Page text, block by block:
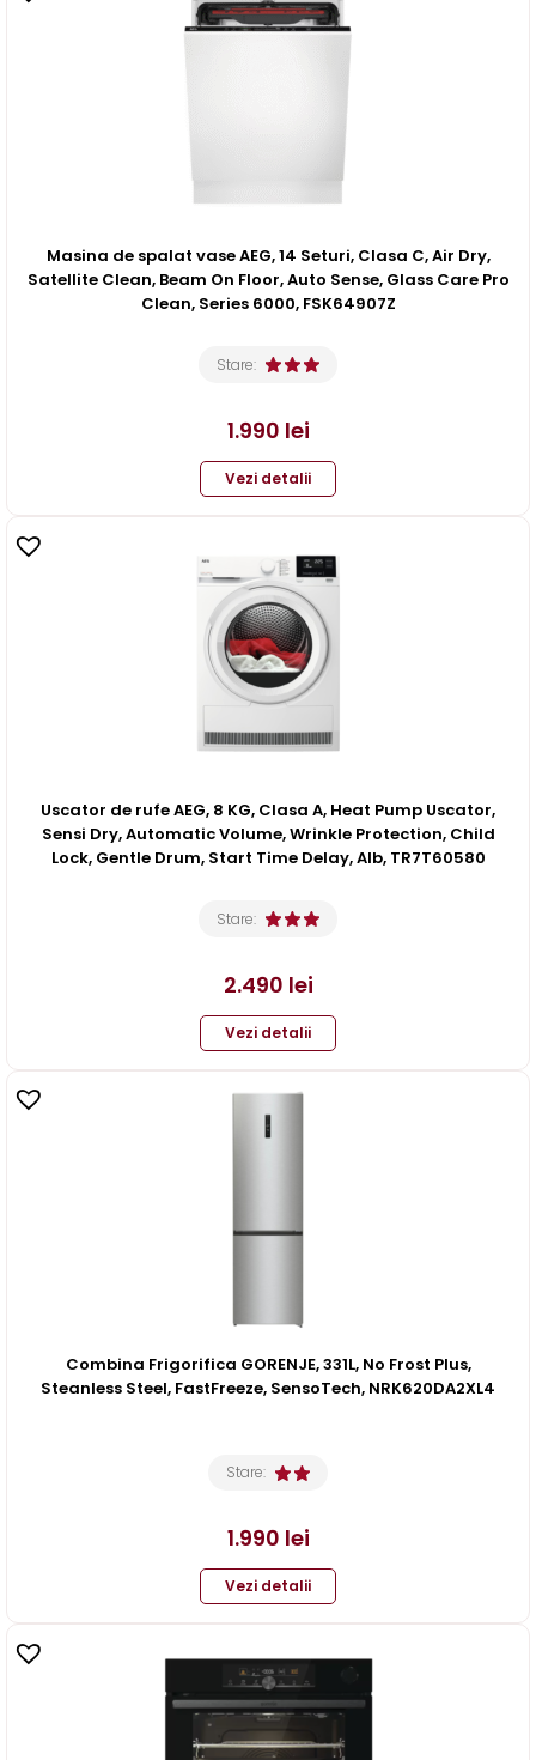
Masina de spalat vase AEG, 14 Seturi, Clasa C, Air Dry,
Satellite Clean, Beam On Floor, Auto Sense, Glass Care Pro
Clean, Series 6000, FSK64907Z
Stare:
1.990 lei
Vezi detalii
Uscator de rufe AEG, 8 KG, Clasa A, Heat Pump Uscator,
Sensi Dry, Automatic Volume, Wrinkle Protection, Child
Lock, Gentle Drum, Start Time Delay, Alb, TR7T60580
Stare:
2.490 lei
Vezi detalii
Combina Frigorifica GORENJE, 331L, No Frost Plus,
Steanless Steel, FastFreeze, SensoTech, NRK620DA2XL4
Stare:
1.990 lei
Vezi detalii